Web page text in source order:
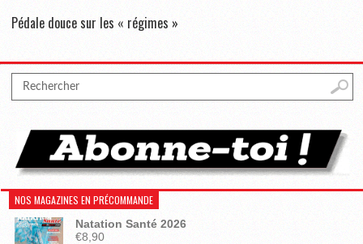
Pédale douce sur les « régimes »
NOS MAGAZINES EN PRÉCOMMANDE
Natation Santé 2026
€8,90